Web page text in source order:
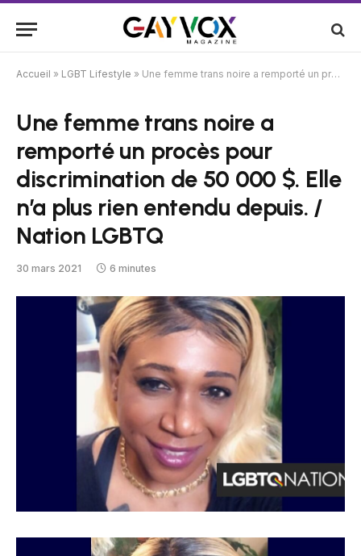
Accueil » LGBT Lifestyle » Une femme trans noire a remporté un procès pour discrimination de 50 000 $. Elle n’a plus rien entendu depuis. / Nation LGBTQ
Une femme trans noire a
remporté un procès pour
discrimination de 50 000 $. Elle
n’a plus rien entendu depuis. /
Nation LGBTQ
30 mars 2021 6 minutes